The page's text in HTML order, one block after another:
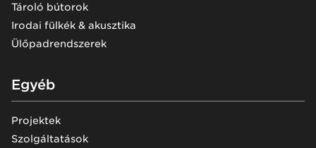
Tároló bútorok
Irodai fülkék & akusztika
Ülőpadrendszerek
Egyéb
Projektek
Szolgáltatások